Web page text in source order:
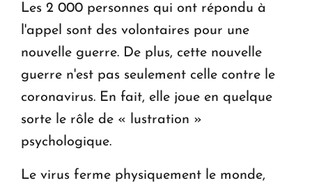
Les 2 000 personnes qui ont répondu à
l'appel sont des volontaires pour une
nouvelle guerre. De plus, cette nouvelle
guerre n'est pas seulement celle contre le
coronavirus. En fait, elle joue en quelque
sorte le rôle de « lustration »
psychologique.
Le virus ferme physiquement le monde,